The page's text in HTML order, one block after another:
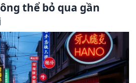
thể bỏ qua gần